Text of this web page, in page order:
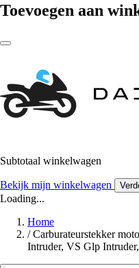
Toevoegen aan
Subtotaal winkelwagen
Bekijk mijn winkelwagen
Loading...
Home
/ Carburateurstekker
Intruder, VS Glp